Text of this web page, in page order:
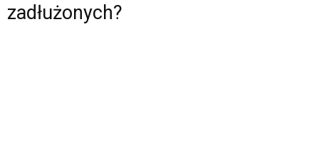
zadłużonych?